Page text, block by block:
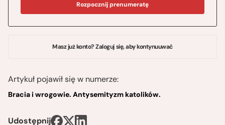
Rozpocznij prenumeratę
Masz już konto? Zaloguj się, aby kontynuuwać
Artykuł pojawił się w numerze:
Bracia i wrogowie. Antysemityzm katolików.
Udostępnij